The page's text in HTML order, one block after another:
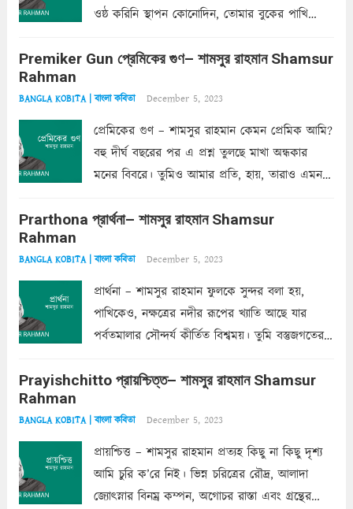
ওষ্ঠ করিনি স্থাপন কোনোদিন, তোমার বুকের পাখি
কোথাও কি এরকম ছায়া দেয় ক্লান্তির প্রহরে? মুছে
Premiker Gun প্রেমিকের গুণ– শামসুর রাহমান Shamsur
Rahman
BANGLA KOBITA | বাংলা কবিতা December 5, 2023
প্রেমিকের গুণ – শামসুর রাহমান কেমন প্রেমিক আমি?
বহু দীর্ঘ বছরের পর এ প্রশ্ন তুলছে মাখা অন্ধকার
মনের বিবরে। তুমিও আমার প্রতি, হায়, তারাও এমন
একান্ত জরুরি- নইলে একটি দেয়াল নিমেষেই ভীষণ
Prarthona প্রার্থনা– শামসুর রাহমান Shamsur
Rahman
BANGLA KOBITA | বাংলা কবিতা December 5, 2023
প্রার্থনা – শামসুর রাহমান ফুলকে সুন্দর বলা হয়,
পাখিকেও, নক্ষত্রের নদীর রূপের খ্যাতি আছে যার
পর্বতমালার সৌন্দর্য কীর্তিত বিশ্বময়। তুমি বস্তুজগতের
তার সুষমায় পার্থক্য অনেক। তোমাকে সুন্দরী বলা চলে,
Prayishchitto প্রায়শ্চিত্ত– শামসুর রাহমান Shamsur
Rahman
BANGLA KOBITA | বাংলা কবিতা December 5, 2023
প্রায়শ্চিত্ত – শামসুর রাহমান প্রত্যহ কিছু না কিছু দৃশ্য
আমি চুরি ক’রে নিই। ভিন্ন চরিত্রের রৌদ্র, আলাদা
জ্যোৎস্নার বিনম্র কম্পন, অগোচর রাস্তা এবং গ্রন্থের